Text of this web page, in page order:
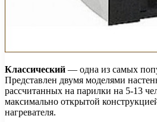
Классический — одна из самых
Представлен двумя моделями
рассчитанных на парилки на 5-13
максимально открытой
нагревателя.